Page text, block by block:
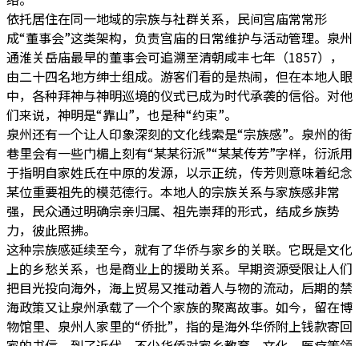
依托居住在同一地域的宗族与社群关系，民间宫庙常常形
成“董事会”这类架构，负责宫庙的日常维护与活动管理。泉州
通淮关岳庙最早的董事会可追溯至清朝咸丰七年（1857），
由二十四名地方绅士组成。游客们看的是热闹，但在本地人眼
中，各种拜神与神明巡境的仪式已成为时代承袭的信俗。对他
们来说，神明是“靠山”，也是种“约束”。
泉州还有一个让人印象深刻的文化线索是“宗族感”。泉州的街
巷里会有一些门楣上刻有“某某衍派”“某某传芳”字样，衍派用
于指明自家姓氏在中原的发源，以示正统，传芳则意味着纪念
某位重要祖先的模范德行。本地人的宗族关系与家族感非常
强，民众通过明确宗亲归属、祖先崇拜的形式，结成乡族势
力，彼此照拂。
这种宗族感延续至今，就有了华侨与家乡的关联。它既是文化
上的乡愁关系，也是商业上的援助关系。早期资源受限让人们
把目光投向海外，海上贸易又推动着人与物的流动，后期的禁
海政策又让泉州承载了一个个家族的聚离故事。如今，留在博
物馆里、泉州人家里的“侨批”，指的是海外华侨附上钱款寄回